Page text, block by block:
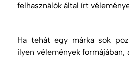
felhasználók által írt
Ha tehát egy márka sok
ilyen vélemények